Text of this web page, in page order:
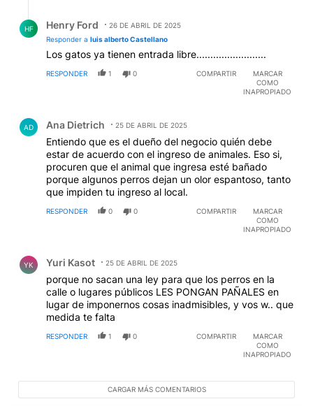
HF Henry Ford
26 DE ABRIL DE 2025
Responder a luis alberto Castellano
Los gatos ya tienen entrada libre.........................
RESPONDER 1 0 COMPARTIR
MARCAR
COMO
INAPROPIADO
AD Ana Dietrich 25 DE ABRIL DE 2025
Entiendo que es el dueño del negocio quién debe
estar de acuerdo con el ingreso de animales. Eso si,
procuren que el animal que ingresa esté bañado
porque algunos perros dejan un olor espantoso, tanto
que impiden tu ingreso al local.
RESPONDER 0 0 COMPARTIR
MARCAR
COMO
INAPROPIADO
YK Yuri Kasot 25 DE ABRIL DE 2025
porque no sacan una ley para que los perros en la
calle o lugares públicos LES PONGAN PAÑALES en
lugar de imponernos cosas inadmisibles, y vos w.. que
medida te falta
RESPONDER 1 0 COMPARTIR
MARCAR
COMO
INAPROPIADO
CARGAR MÁS COMENTARIOS